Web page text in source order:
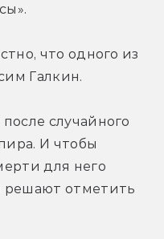
что одного из
Галкин.
случайного
И чтобы
для него
решают отметить